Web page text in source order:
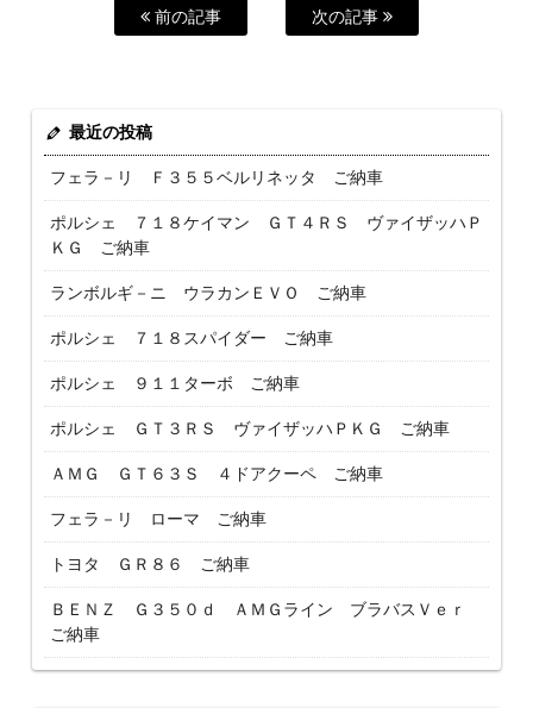
前の記事 次の記事
最近の投稿
フェラ－リ Ｆ３５５ベルリネッタ ご納車
ポルシェ ７１８ケイマン ＧＴ４ＲＳ ヴァイザッハＰ
ＫＧ ご納車
ランボルギ－ニ ウラカンＥＶＯ ご納車
ポルシェ ７１８スパイダー ご納車
ポルシェ ９１１ターボ ご納車
ポルシェ ＧＴ３ＲＳ ヴァイザッハＰＫＧ ご納車
ＡＭＧ ＧＴ６３Ｓ ４ドアクーペ ご納車
フェラ－リ ローマ ご納車
トヨタ ＧＲ８６ ご納車
ＢＥＮＺ Ｇ３５０ｄ ＡＭＧライン ブラバスＶｅｒ
ご納車